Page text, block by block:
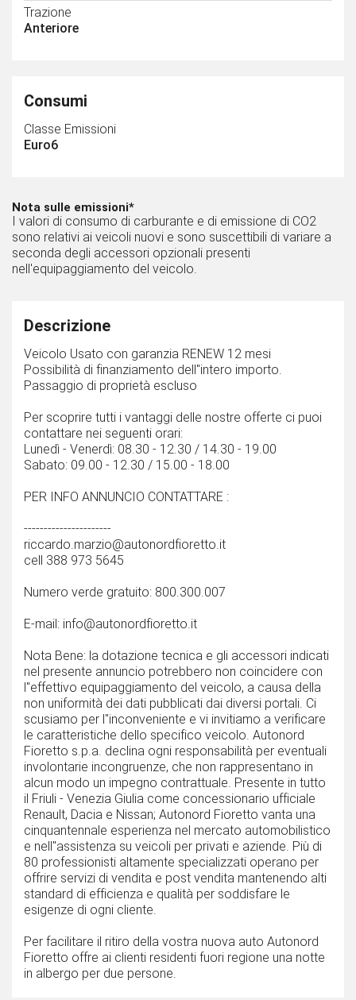
Trazione
Anteriore
Consumi
Classe Emissioni
Euro6
Nota sulle emissioni*
I valori di consumo di carburante e di emissione di CO2
sono relativi ai veicoli nuovi e sono suscettibili di variare a
seconda degli accessori opzionali presenti
nell'equipaggiamento del veicolo.
Descrizione
Veicolo Usato con garanzia RENEW 12 mesi
Possibilità di finanziamento dell''intero importo.
Passaggio di proprietà escluso
Per scoprire tutti i vantaggi delle nostre offerte ci puoi
contattare nei seguenti orari:
Lunedì - Venerdì: 08.30 - 12.30 / 14.30 - 19.00
Sabato: 09.00 - 12.30 / 15.00 - 18.00
PER INFO ANNUNCIO CONTATTARE :
----------------------
riccardo.marzio@autonordfioretto.it
cell 388 973 5645
Numero verde gratuito: 800.300.007
E-mail: info@autonordfioretto.it
Nota Bene: la dotazione tecnica e gli accessori indicati
nel presente annuncio potrebbero non coincidere con
l''effettivo equipaggiamento del veicolo, a causa della
non uniformità dei dati pubblicati dai diversi portali. Ci
scusiamo per l''inconveniente e vi invitiamo a verificare
le caratteristiche dello specifico veicolo. Autonord
Fioretto s.p.a. declina ogni responsabilità per eventuali
involontarie incongruenze, che non rappresentano in
alcun modo un impegno contrattuale. Presente in tutto
il Friuli - Venezia Giulia come concessionario ufficiale
Renault, Dacia e Nissan; Autonord Fioretto vanta una
cinquantennale esperienza nel mercato automobilistico
e nell''assistenza su veicoli per privati e aziende. Più di
80 professionisti altamente specializzati operano per
offrire servizi di vendita e post vendita mantenendo alti
standard di efficienza e qualità per soddisfare le
esigenze di ogni cliente.
Per facilitare il ritiro della vostra nuova auto Autonord
Fioretto offre ai clienti residenti fuori regione una notte
in albergo per due persone.